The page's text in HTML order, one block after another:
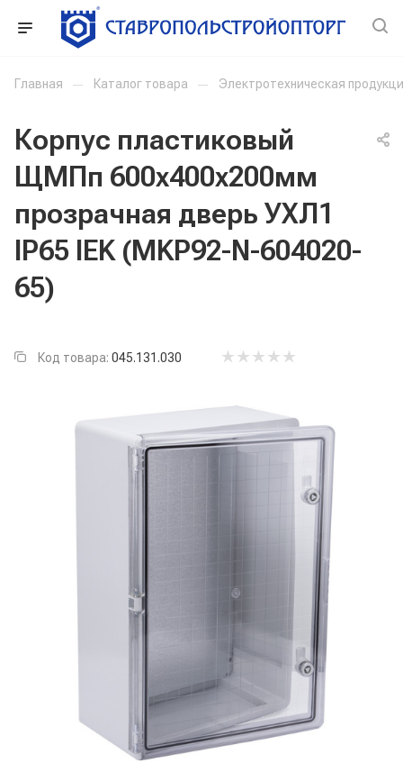
Главная — Каталог товара — Электротехническая
Корпус пластиковый
ЩМПп 600х400х200мм
прозрачная дверь УХЛ1
IP65 IEK (MKP92-N-604020-
65)
Код товара: 045.131.030